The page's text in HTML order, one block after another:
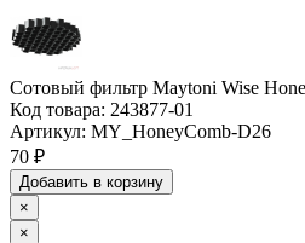
Сотовый фильтр Maytoni Wise
Код товара: 243877-01
Артикул: MY_HoneyComb-D26
70 ₽
Добавить в корзину
×
×